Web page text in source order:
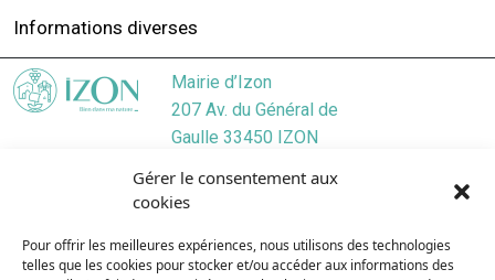
Gérer le consentement aux
cookies
Pour offrir les meilleures expériences, nous utilisons des technologies
telles que les cookies pour stocker et/ou accéder aux informations des
Informations diverses
Mairie d’Izon
207 Av. du Général de
Gaulle 33450 IZON
05 57 55 45 46
Lundi/ 9:00–12:30, 13:30–17:30
Mardi/ 9:00–12:3O, 13:3O–19:00